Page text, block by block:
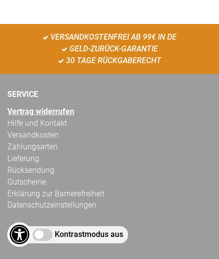
VERSANDKOSTENFREI AB 99€ IN DE
GELD-ZURÜCK-GARANTIE
30 TAGE RÜCKGABERECHT
SERVICE
Vertrag widerrufen
Hilfe und Kontakt
Versandkosten
Zahlungsarten
Lieferung
Rücksendung
Gutscheine
Erklärung zur Barrierefreiheit
Datenschutzeinstellungen
Kontrastmodus aus